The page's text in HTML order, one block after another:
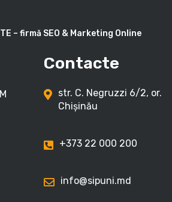
– firmă SEO & Marketing Online
Contacte
str. C. Negruzzi 6/2, or.
Chișinău
+373 22 000 200
info@sipuni.md